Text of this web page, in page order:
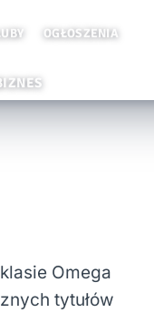
OGŁOSZENIA
Omega
tytułów